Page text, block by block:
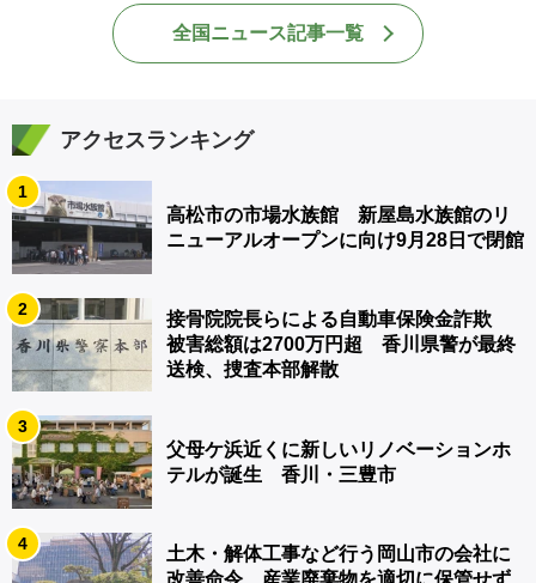
全国ニュース記事一覧
アクセスランキング
1
高松市の市場水族館 新屋島水族館のリ
ニューアルオープンに向け9月28日で閉館
2
接骨院院長らによる自動車保険金詐欺
被害総額は2700万円超 香川県警が最終
送検、捜査本部解散
3
父母ケ浜近くに新しいリノベーションホ
テルが誕生 香川・三豊市
4
土木・解体工事など行う岡山市の会社に
改善命令 産業廃棄物を適切に保管せず